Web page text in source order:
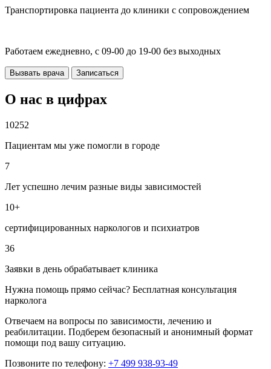
Транспортировка пациента до клиники с сопровождением
Работаем ежедневно, с 09-00 до 19-00 без выходных
Вызвать врача Записаться
О нас в цифрах
10252
Пациентам мы уже помогли в городе
7
Лет успешно лечим разные виды зависимостей
10+
сертифицированных наркологов и психиатров
36
Заявки в день обрабатывает клиника
Нужна помощь прямо сейчас? Бесплатная консультация
нарколога
Отвечаем на вопросы по зависимости, лечению и
реабилитации. Подберем безопасный и анонимный формат
помощи под вашу ситуацию.
Позвоните по телефону: +7 499 938-93-49